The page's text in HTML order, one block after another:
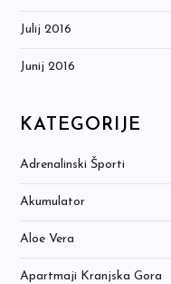
Julij 2016
Junij 2016
KATEGORIJE
Adrenalinski Športi
Akumulator
Aloe Vera
Apartmaji Kranjska Gora